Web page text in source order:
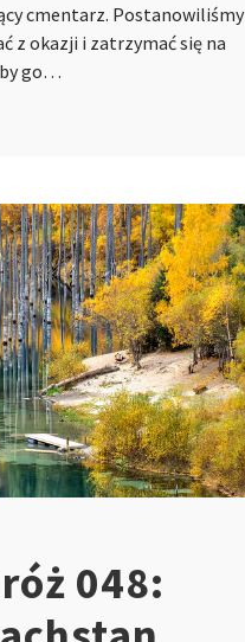
cmentarz. Postanowiliśmy
z okazji i zatrzymać się na
go…
048: